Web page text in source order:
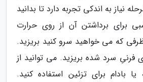
نیاز به اندکی تجربه دارد تا بدانید
برای برداشتن آن از روی حرارت
که می خواهید سرو کنید بریزید.
فرنیِ سرد شده بریزید. می توانید از
بادام برای تزئین استفاده کنید.